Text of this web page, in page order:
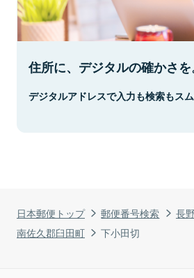
日本郵便トップ 郵便番号検索
長
南佐久郡臼田町
下小田切
住所に、デジタルの確かさを
デジタルアドレスで入力も検索もスム